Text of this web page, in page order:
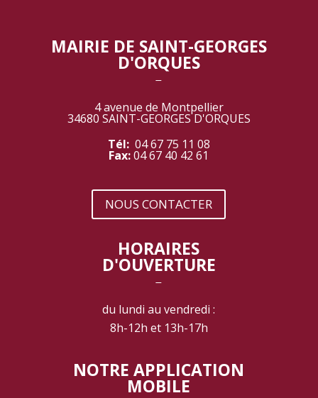
MAIRIE DE SAINT-GEORGES
D'ORQUES
‾
4 avenue de Montpellier
34680 SAINT-GEORGES D'ORQUES
Tél: 04 67 75 11 08
Fax:04 67 40 42 61
NOUS CONTACTER
HORAIRES
D'OUVERTURE
‾
du lundi au vendredi :
8h-12h et 13h-17h
NOTRE APPLICATION
MOBILE